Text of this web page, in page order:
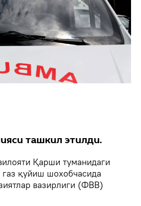
ташкил этилди.
Қарши туманидаги
қуйиш шохобчасида
вазирлиги (ФВВ)